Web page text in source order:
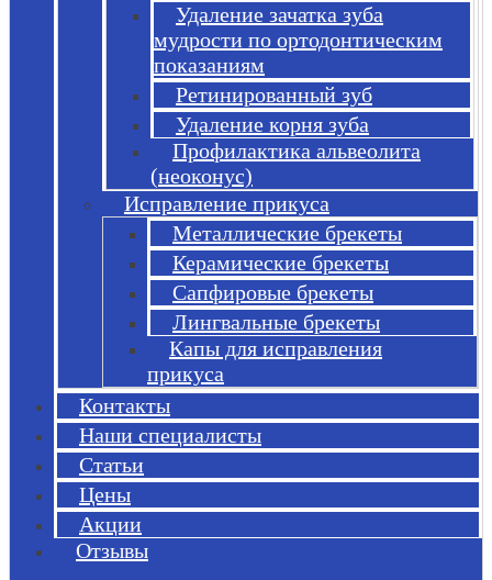
Удаление зачатка зуба
мудрости по ортодонтическим
показаниям
Ретинированный зуб
Удаление корня зуба
Профилактика альвеолита
(неоконус)
Исправление прикуса
Металлические брекеты
Керамические брекеты
Сапфировые брекеты
Лингвальные брекеты
Капы для исправления
прикуса
Контакты
Наши специалисты
Статьи
Цены
Акции
Отзывы